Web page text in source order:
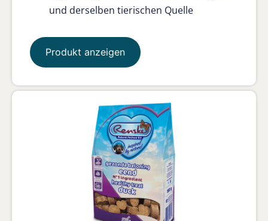
und derselben tierischen Quelle
Produkt anzeigen